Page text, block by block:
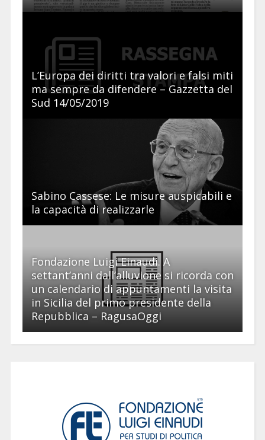
L’Europa dei diritti tra valori e falsi miti
ma sempre da difendere – Gazzetta del
Sud 14/05/2019
Sabino Cassese: Le misure auspicabili e
la capacità di realizzarle
Fondazione Luigi Einaudi. A
settant’anni dall’alluvione si ricorda con
un calendario di appuntamenti la visita
in Sicilia del primo presidente della
Repubblica – RagusaOggi